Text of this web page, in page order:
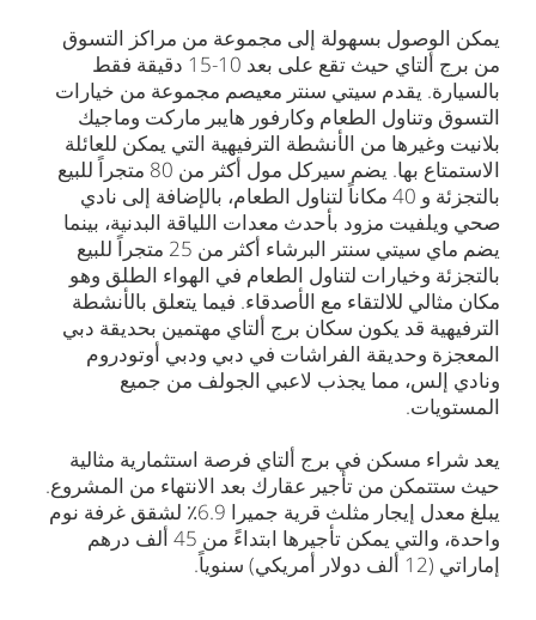
يمكن الوصول بسهولة إلى مجموعة من مراكز التسوق
من برج ألتاي حيث تقع على بعد 10-15 دقيقة فقط
بالسيارة. يقدم سيتي سنتر معيصم مجموعة من خيارات
التسوق وتناول الطعام وكارفور هايبر ماركت وماجيك
بلانيت وغيرها من الأنشطة الترفيهية التي يمكن للعائلة
الاستمتاع بها. يضم سيركل مول أكثر من 80 متجراً للبيع
بالتجزئة و 40 مكاناً لتناول الطعام، بالإضافة إلى نادي
صحي ويلفيت مزود بأحدث معدات اللياقة البدنية، بينما
يضم ماي سيتي سنتر البرشاء أكثر من 25 متجراً للبيع
بالتجزئة وخيارات لتناول الطعام في الهواء الطلق وهو
مكان مثالي للالتقاء مع الأصدقاء. فيما يتعلق بالأنشطة
الترفيهية قد يكون سكان برج ألتاي مهتمين بحديقة دبي
المعجزة وحديقة الفراشات في دبي ودبي أوتودروم
ونادي إلس، مما يجذب لاعبي الجولف من جميع
المستويات.
يعد شراء مسكن في برج ألتاي فرصة استثمارية مثالية
حيث ستتمكن من تأجير عقارك بعد الانتهاء من المشروع.
يبلغ معدل إيجار مثلث قرية جميرا 6.9٪ لشقق غرفة نوم
واحدة، والتي يمكن تأجيرها ابتداءً من 45 ألف درهم
إماراتي (12 ألف دولار أمريكي) سنوياً.